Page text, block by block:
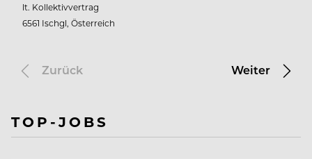
lt. Kollektivvertrag
6561 Ischgl, Österreich
Zurück Weiter
TOP-JOBS